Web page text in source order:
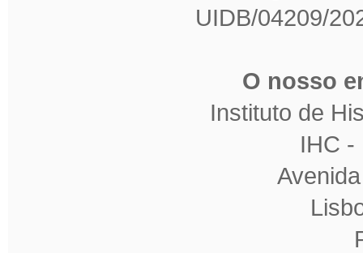
UIDB/04209/
O nosso
Instituto de
IHC -